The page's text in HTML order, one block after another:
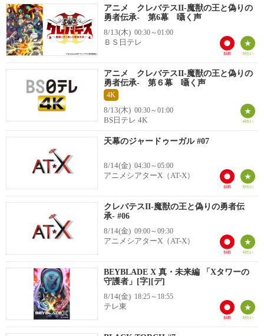
アニメ クレバテスII-魔獣の王と偽りの
勇者伝承- 第6幕 囁く声
8/13(木) 00:30～01:00
ＢＳ日テレ
アニメ クレバテスII-魔獣の王と偽りの
勇者伝承- 第６幕 囁く声
4K
8/13(木) 00:30～01:00
BS日テレ 4K
天幕のジャードゥーガル #07
8/14(金) 04:30～05:00
アニメシアターX（AT-X）
クレバテスII-魔獣の王と偽りの勇者伝
承- #06
8/14(金) 09:00～09:30
アニメシアターX（AT-X）
BEYBLADE X 真・未来編 「Xタワーの
守護者」[字][デ]
8/14(金) 18:25～18:55
テレ東